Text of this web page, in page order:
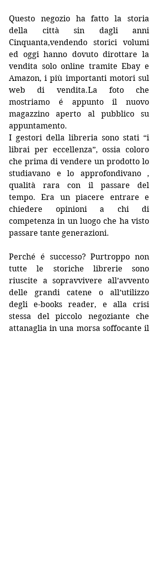
Questo negozio ha fatto la storia
della città sin dagli anni
Cinquanta,vendendo storici volumi
ed oggi hanno dovuto dirottare la
vendita solo online tramite Ebay e
Amazon, i più importanti motori sul
web di vendita.La foto che
mostriamo é appunto il nuovo
magazzino aperto al pubblico su
appuntamento.
I gestori della libreria sono stati “i
librai per eccellenza”, ossia coloro
che prima di vendere un prodotto lo
studiavano e lo approfondivano ,
qualità rara con il passare del
tempo. Era un piacere entrare e
chiedere opinioni a chi di
competenza in un luogo che ha visto
passare tante generazioni.
Perché é successo? Purtroppo non
tutte le storiche librerie sono
riuscite a sopravvivere all’avvento
delle grandi catene o all’utilizzo
degli e-books reader, e alla crisi
stessa del piccolo negoziante che
attanaglia in una morsa soffocante il